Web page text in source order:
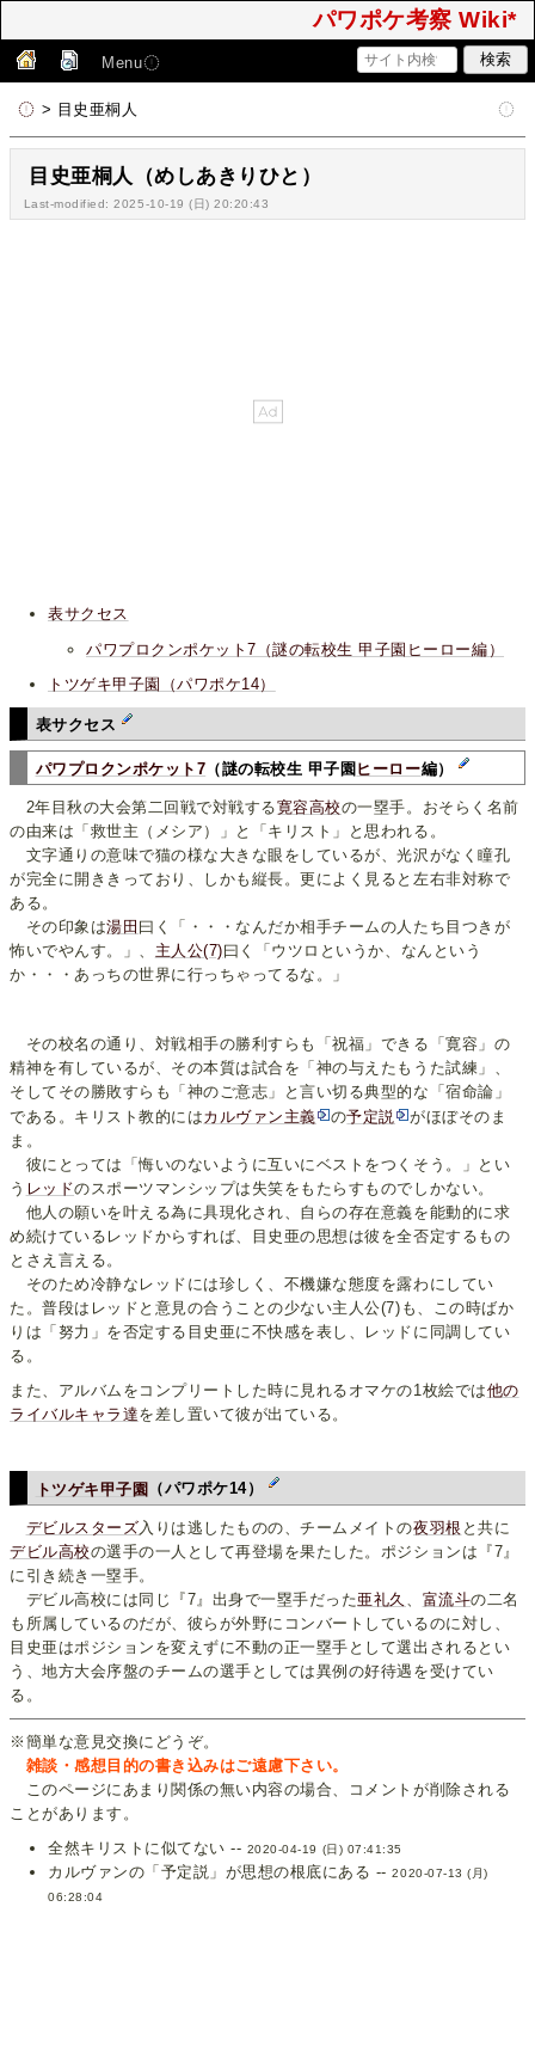
パワポケ考察 Wiki*
Menu
> 目史亜桐人
目史亜桐人（めしあきりひと）
Last-modified: 2025-10-19 (日) 20:20:43
表サクセス
パワプロクンポケット7（謎の転校生 甲子園ヒーロー編）
トツゲキ甲子園（パワポケ14）
表サクセス
パワプロクンポケット7 （謎の転校生 甲子園 ヒーロー編）
2年目秋の大会第二回戦で対戦する寛容高校の一塁手。おそらく名前
の由来は「救世主（メシア）」と「キリスト」と思われる。
文字通りの意味で猫の様な大きな眼をしているが、光沢がなく瞳孔
が完全に開ききっており、しかも縦長。更によく見ると左右非対称で
ある。
その印象は湯田 曰く「・・・なんだか相手チームの人たち目つきが
怖いでやんす。」、 主人公(7)曰く「ウツロというか、なんという
か・・・あっちの世界に行っちゃってるな。」
その校名の通り、対戦相手の勝利すらも「祝福」できる「寛容」の
精神を有しているが、その本質は試合を「神の与えたもうた試練」、
そしてその勝敗すらも「神のご意志」と言い切る典型的な「宿命論」
である。キリスト教的にはカルヴァン主義 の予定説
がほぼそのま
ま。
彼にとっては「悔いのないように互いにベストをつくそう。」とい
う レッドのスポーツマンシップは失笑をもたらすものでしかない。
他人の願いを叶える為に具現化され、自らの存在意義を能動的に求
め続けているレッドからすれば、目史亜の思想は彼を全否定するもの
とさえ言える。
そのため冷静なレッドには珍しく、不機嫌な態度を露わにしてい
た。普段はレッドと意見の合うことの少ない主人公(7)も、この時ばか
りは「努力」を否定する目史亜に不快感を表し、レッドに同調してい
る。
また、アルバムをコンプリートした時に見れるオマケの1枚絵では他の
ライバルキャラ達を差し置いて彼が出ている。
トツゲキ甲子園 （パワポケ14）
デビルスターズ 入りは逃したものの、チームメイトの夜羽根 と共に
デビル高校の選手の一人として再登場を果たした。ポジションは『7』
に引き続き一塁手。
デビル高校には同じ『7』出身で一塁手だった亜礼久 富流斗の二名
も所属しているのだが、彼らが外野にコンバートしているのに対し、
目史亜はポジションを変えずに不動の正一塁手として選出されるとい
う、地方大会序盤のチームの選手としては異例の好待遇を受けてい
る。
※簡単な意見交換にどうぞ。
雑談・感想目的の書き込みはご遠慮下さい。
このページにあまり関係の無い内容の場合、コメントが削除される
ことがあります。
全然キリストに似てない -- 2020-04-19 (日) 07:41:35
カルヴァンの「予定説」が思想の根底にある --2020-07-13 (月)
06:28:04